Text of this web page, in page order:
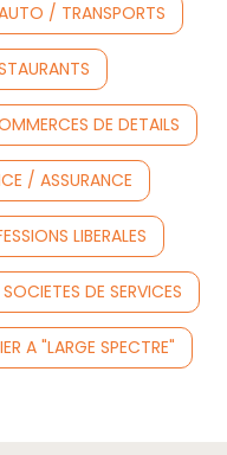
/ TRANSPORTS
DE DETAILS
/ ASSURANCE
LIBERALES
SOCIETES DE SERVICES
A "LARGE SPECTRE"